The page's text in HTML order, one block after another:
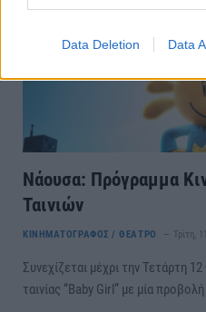
Data Deletion Data
Νάουσα: Πρόγραμμα
Ταινιών
ΚΙΝΗΜΑΤΟΓΡΑΦΟΣ / ΘΕΑΤΡΟ Τρίτη,
Συνεχίζεται μέχρι την Τετάρτη
ταινίας “Baby Girl” με μία